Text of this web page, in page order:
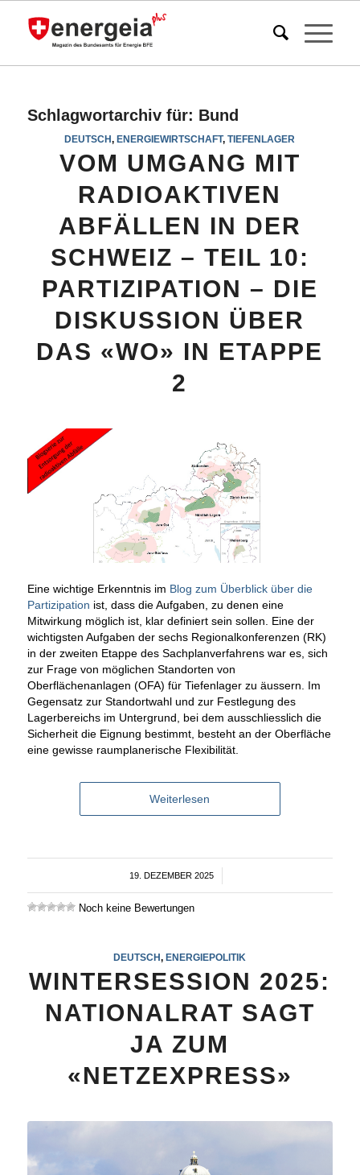
Schlagwortarchiv für: Bund
DEUTSCH,ENERGIEWIRTSCHAFT,TIEFENLAGER
VOM UMGANG MIT
RADIOAKTIVEN
ABFÄLLEN IN DER
SCHWEIZ – TEIL 10:
PARTIZIPATION – DIE
DISKUSSION ÜBER
DAS «WO» IN ETAPPE
2
Eine wichtige Erkenntnis im Blog zum Überblick über die
Partizipation ist, dass die Aufgaben, zu denen eine
Mitwirkung möglich ist, klar definiert sein sollen. Eine der
wichtigsten Aufgaben der sechs Regionalkonferenzen (RK)
in der zweiten Etappe des Sachplanverfahrens war es, sich
zur Frage von möglichen Standorten von
Oberflächenanlagen (OFA) für Tiefenlager zu äussern. Im
Gegensatz zur Standortwahl und zur Festlegung des
Lagerbereichs im Untergrund, bei dem ausschliesslich die
Sicherheit die Eignung bestimmt, besteht an der Oberfläche
eine gewisse raumplanerische Flexibilität.
Weiterlesen
19. DEZEMBER 2025
/
Noch keine Bewertungen
DEUTSCH, ENERGIEPOLITIK
WINTERSESSION 2025:
NATIONALRAT SAGT
JA ZUM
«NETZEXPRESS»